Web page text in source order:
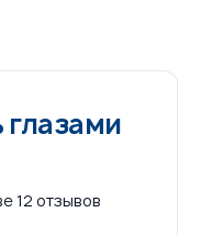
12 отзывов